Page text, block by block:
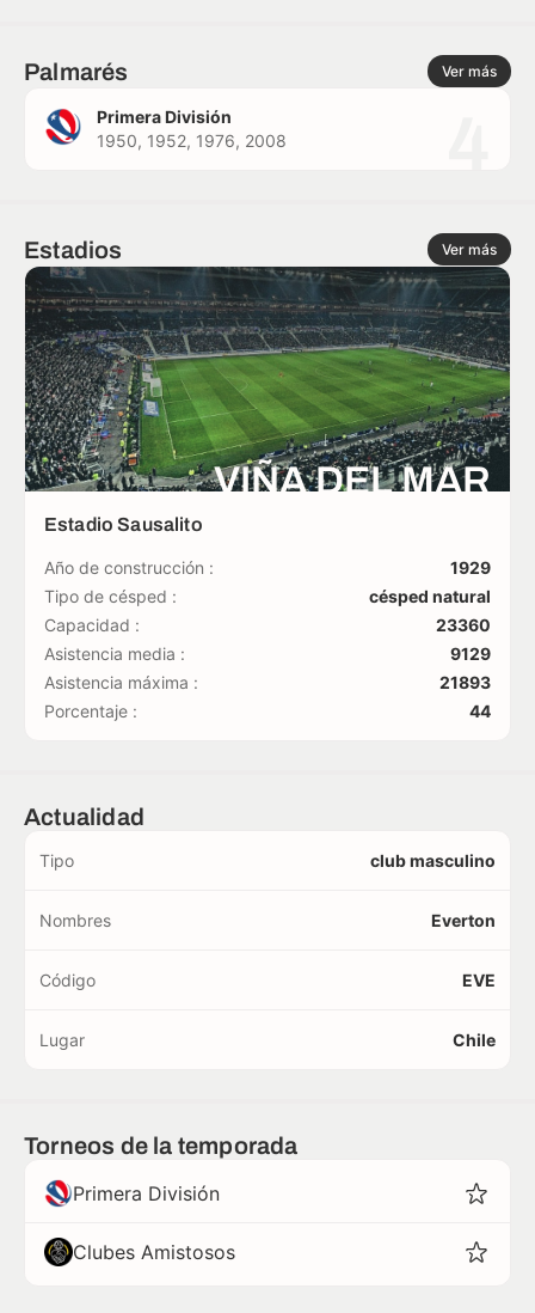
Palmarés Ver más
Primera División
1950, 1952, 1976, 2008
Estadios Ver más
VIÑA DEL MAR
Estadio Sausalito
Año de construcción :
1929
Tipo de césped :
césped natural
Capacidad :
23360
Asistencia media :
9129
Asistencia máxima :
21893
Porcentaje :
44
Actualidad
Tipo club masculino
Nombres Everton
Código EVE
Lugar Chile
Torneos de la temporada
Primera División
Clubes Amistosos